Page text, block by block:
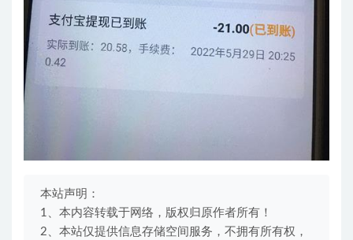
本站声明：
1、本内容转载于网络，版权归原作者所有！
2、本站仅提供信息存储空间服务，不拥有所有权，